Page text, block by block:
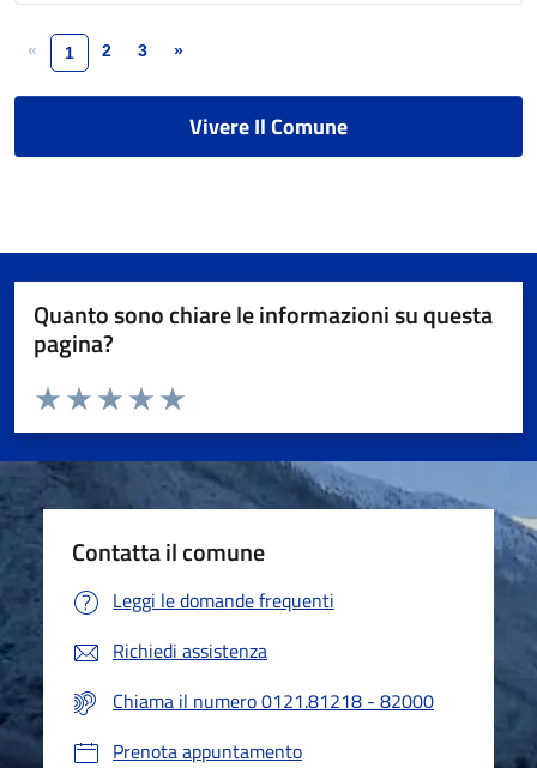
« 1 2 3 »
Vivere Il Comune
Quanto sono chiare le informazioni su questa
pagina?
Valuta da 1 a 5 stelle la pagina
Valuta 5 stelle su 5
Valuta 4 stelle su 5
Valuta 3 stelle su 5
Valuta 2 stelle su 5
Valuta 1 stelle su 5
Contatta il comune
Leggi le domande frequenti
Richiedi assistenza
Chiama il numero 0121.81218 - 82000
Prenota appuntamento